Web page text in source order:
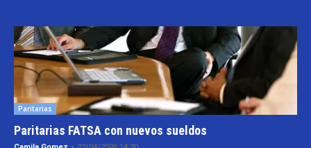
Paritarias
Paritarias FATSA con nuevos sueldos